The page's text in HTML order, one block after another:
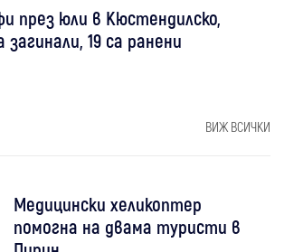
през юли в Кюстендилско,
19 са ранени
ВИЖ ВСИЧКИ
Медицински хеликоптер
помогна на двама туристи в